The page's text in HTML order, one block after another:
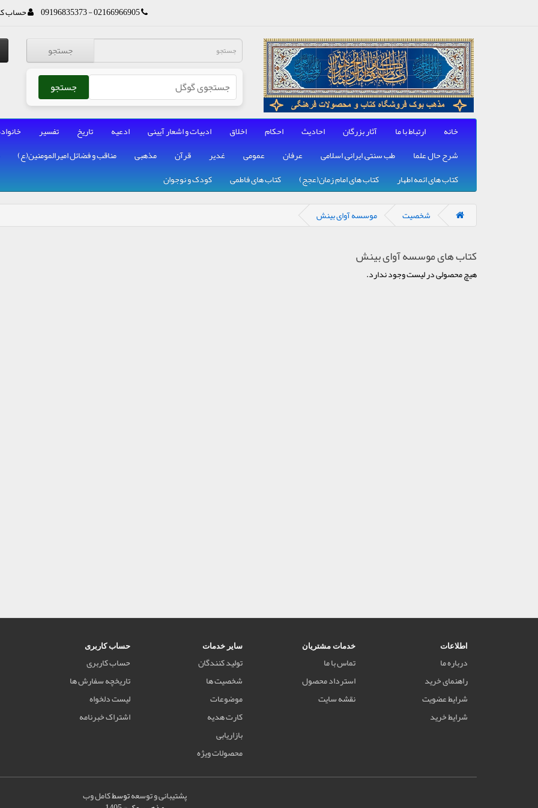
02166966905 - 09196835373 حساب
جستجو
جستجو
خانه ارتباط با ما آثار بزرگان احادیث احکام اخلاق ادبیات و اشعار آیینی ادعیه تاریخ تفسیر
شرح حال علما
طب سنتی, ایرانی, اسلامی عرفان عمومی غدیر قرآن مذهبی مناقب و فضائل امیرالمومنین(ع)
کتاب های ائمه اطهار
کتاب های امام زمان(عجج) کتاب های فاطمی کودک و نوجوان
شخصیت موسسه آوای بینش
کتاب های موسسه آوای بینش
هیچ محصولی در لیست وجود ندارد.
اطلاعات
درباره ما
راهنمای خرید
شرایط عضویت
شرایط خرید
خدمات مشتریان
تماس با ما
استرداد محصول
نقشه سایت
سایر خدمات
تولید کنندگان
شخصیت ها
موضوعات
کارت هدیه
بازاریابی
محصولات ویژه
حساب کاربری
حساب کاربری
تاریخچه سفارش ها
لیست دلخواه
اشتراک خبرنامه
پشتیبانی و توسعهتوسطکامل وب